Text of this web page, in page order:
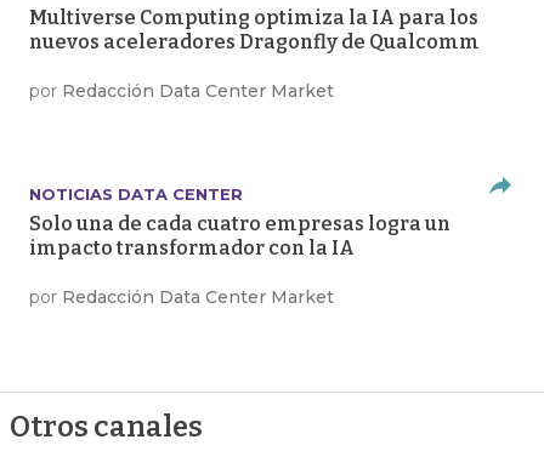
Multiverse Computing optimiza la IA para los
nuevos aceleradores Dragonfly de Qualcomm
por Redacción Data Center Market
NOTICIAS DATA CENTER
Solo una de cada cuatro empresas logra un
impacto transformador con la IA
por Redacción Data Center Market
Otros canales